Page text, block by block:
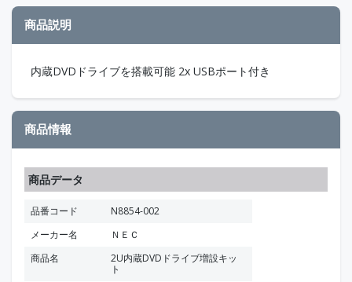
商品説明
内蔵DVDドライブを搭載可能 2x USBポート付き
商品情報
商品データ
品番コード
N8854-002
メーカー名
ＮＥＣ
商品名
2U内蔵DVDドライブ増設キッ
ト